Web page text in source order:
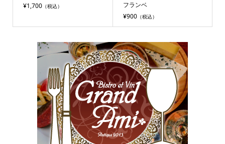
¥1,700（税込）
フランベ
¥900（税込）